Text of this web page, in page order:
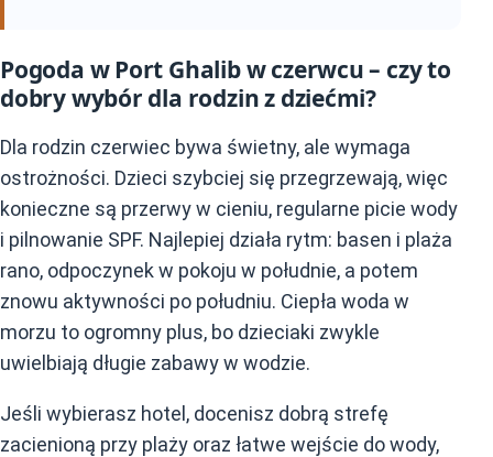
Pogoda w Port Ghalib w czerwcu – czy to
dobry wybór dla rodzin z dziećmi?
Dla rodzin czerwiec bywa świetny, ale wymaga
ostrożności. Dzieci szybciej się przegrzewają, więc
konieczne są przerwy w cieniu, regularne picie wody
i pilnowanie SPF. Najlepiej działa rytm: basen i plaża
rano, odpoczynek w pokoju w południe, a potem
znowu aktywności po południu. Ciepła woda w
morzu to ogromny plus, bo dzieciaki zwykle
uwielbiają długie zabawy w wodzie.
Jeśli wybierasz hotel, docenisz dobrą strefę
zacienioną przy plaży oraz łatwe wejście do wody,